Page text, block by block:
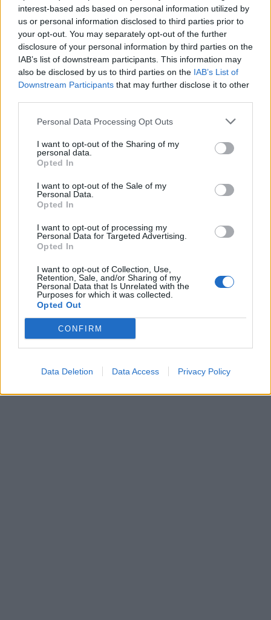
interest-based ads based on personal information utilized by
us or personal information disclosed to third parties prior to
your opt-out. You may separately opt-out of the further
disclosure of your personal information by third parties on the
IAB’s list of downstream participants. This information may
also be disclosed by us to third parties on the IAB’s List of
Downstream Participants that may further disclose it to other
Personal Data Processing Opt Outs
I want to opt-out of the Sharing of my
personal data.
Opted In
I want to opt-out of the Sale of my
Personal Data.
Opted In
I want to opt-out of processing my
Personal Data for Targeted Advertising.
Opted In
I want to opt-out of Collection, Use,
Retention, Sale, and/or Sharing of my
Personal Data that Is Unrelated with the
Purposes for which it was collected.
Opted Out
CONFIRM
Data Deletion Data Access Privacy Policy